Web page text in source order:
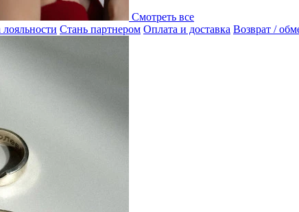
Смотреть все
Стань партнером Оплата и доставка Возврат /